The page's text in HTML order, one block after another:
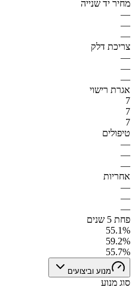
מחיר יד שנייה
—
—
—
צריכת דלק
—
—
—
אגרת רישוי
7
7
7
טיפולים
—
—
—
אחריות
—
—
—
פחת 5 שנים
55.1%
59.2%
55.7%
מנוע וביצועים
סוג מנוע